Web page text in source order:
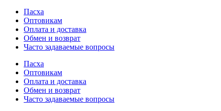
Пасха
Оптовикам
Оплата и доставка
Обмен и возврат
Часто задаваемые вопросы
Пасха
Оптовикам
Оплата и доставка
Обмен и возврат
Часто задаваемые вопросы